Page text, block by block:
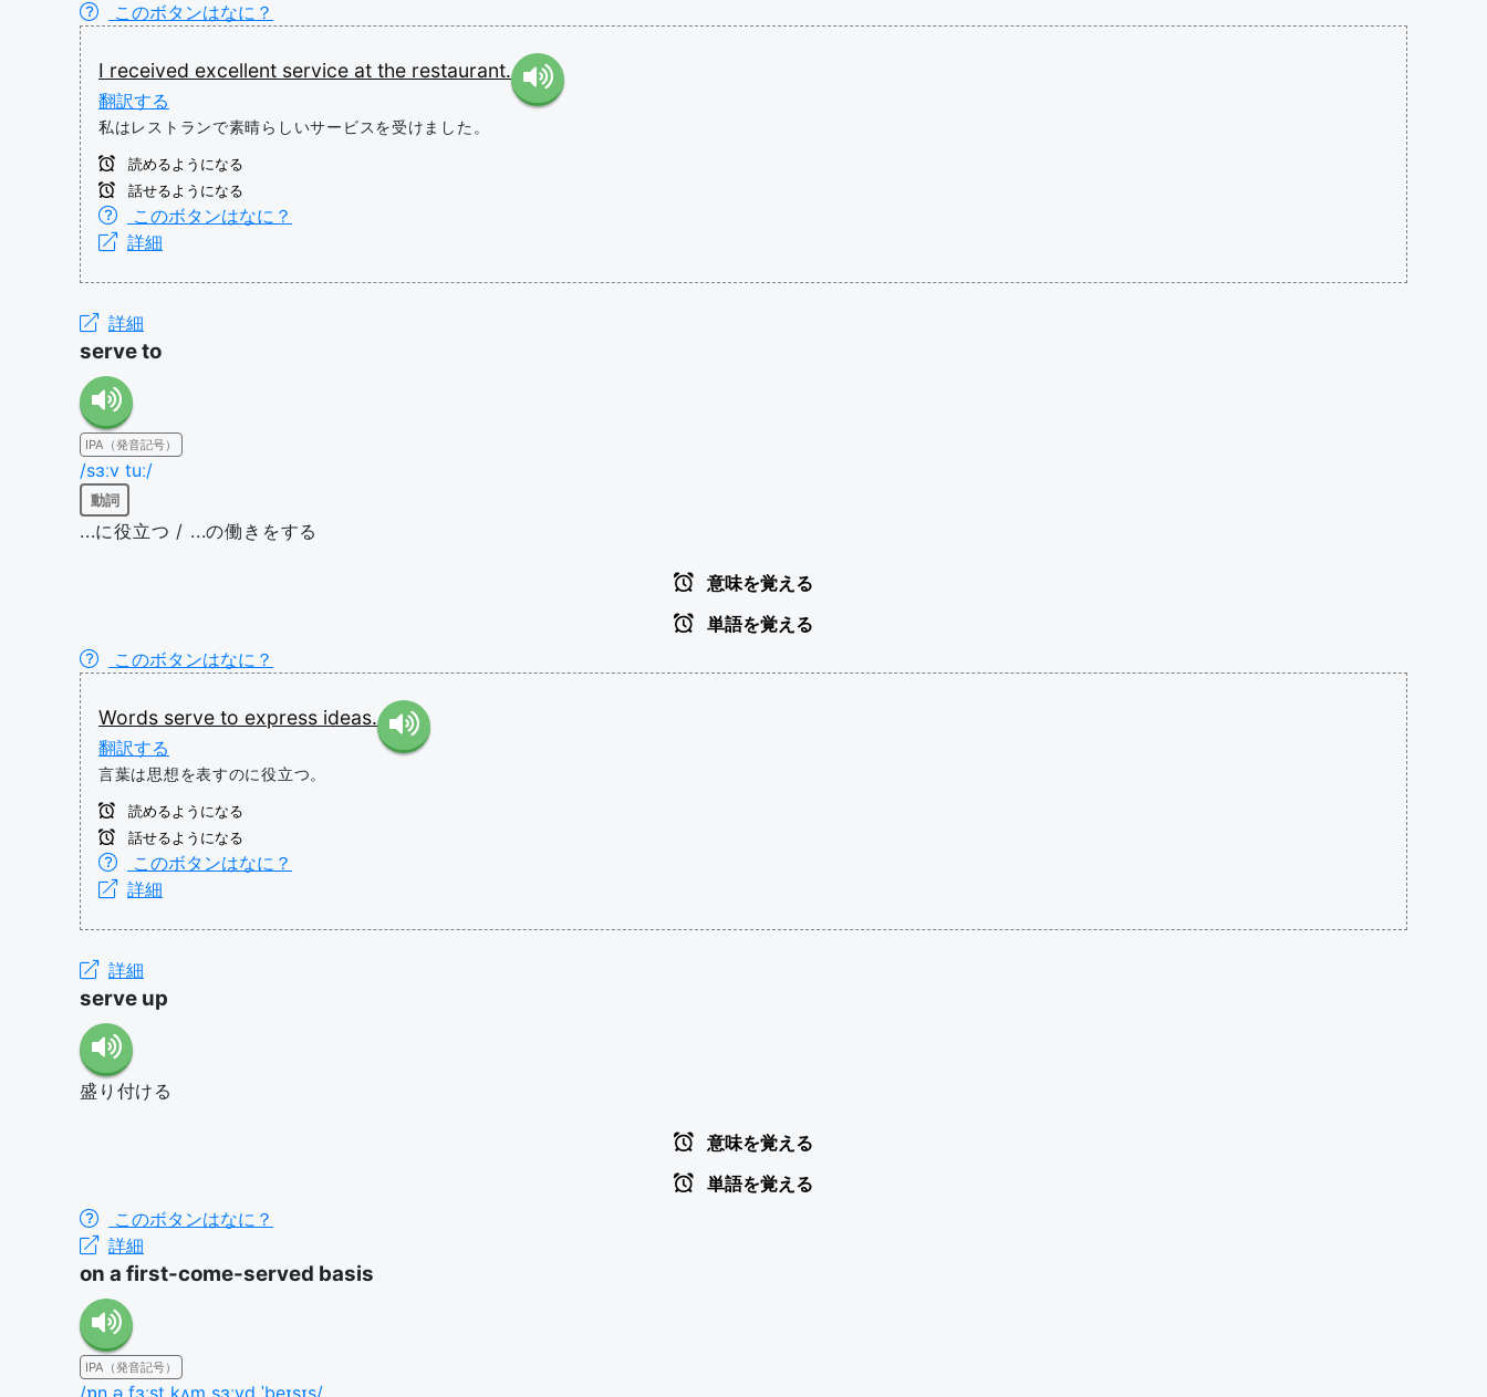
このボタンはなに？
I received excellent service at the restaurant.
翻訳する
私はレストランで素晴らしいサービスを受けました。
読めるようになる
話せるようになる
このボタンはなに？
詳細
詳細
serve to
IPA（発音記号）
/sɜːv tuː/
動詞
...に役立つ / ...の働きをする
意味を覚える
単語を覚える
このボタンはなに？
Words serve to express ideas.
翻訳する
言葉は思想を表すのに役立つ。
読めるようになる
話せるようになる
このボタンはなに？
詳細
詳細
serve up
盛り付ける
意味を覚える
単語を覚える
このボタンはなに？
詳細
on a first-come-served basis
IPA（発音記号）
/ɒn ə fɜːst kʌm sɜːvd ˈbeɪsɪs/